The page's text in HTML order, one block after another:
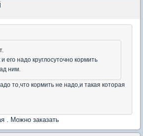
его надо круглосуточно кормить
ним.
то,что кормить не надо,и такая которая
. Можно заказать